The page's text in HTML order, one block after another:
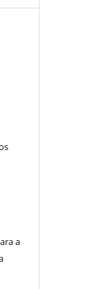
a